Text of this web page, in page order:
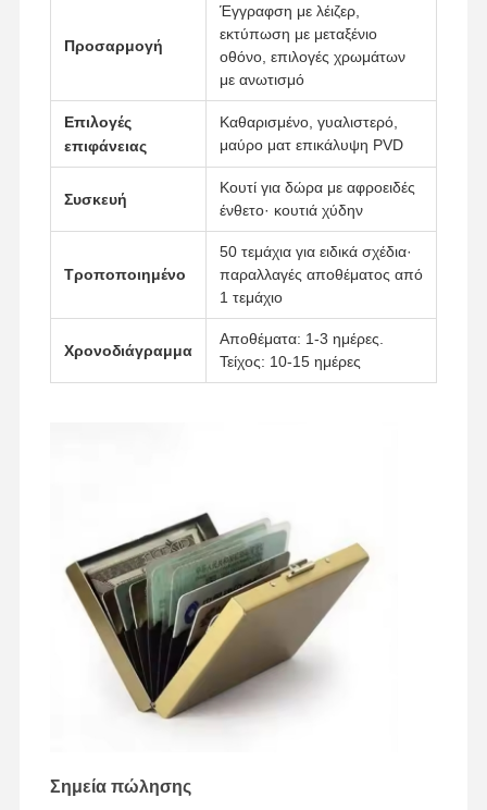
Σελίδα
Προϊόντα Βίντεο
Σχετικά Με
Εμάς
Υποθέσεις
Συνομιλία
Τώρα
Χύτευση αλουμινίου
Μέρη επεξεργασίας CNC
Κατασκευή ανταλλακτικών αυτοκινήτων
Προσαρμογή
Έγγραφση με λέιζερ,
εκτύπωση με μεταξένιο
οθόνο, επιλογές χρωμάτων
με ανωτισμό
Επιλογές
επιφάνειας
Καθαρισμένο, γυαλιστερό,
μαύρο ματ επικάλυψη PVD
Συσκευή
Κουτί για δώρα με αφροειδές
ένθετο· κουτιά χύδην
Τροποποιημένο
50 τεμάχια για ειδικά σχέδια·
παραλλαγές αποθέματος από
1 τεμάχιο
Χρονοδιάγραμμα
Αποθέματα: 1-3 ημέρες.
Τείχος: 10-15 ημέρες
Σημεία πώλησης